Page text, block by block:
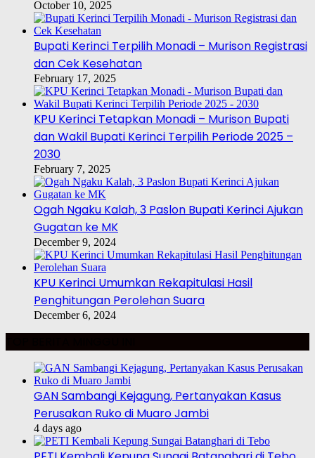
October 10, 2025
Bupati Kerinci Terpilih Monadi – Murison Registrasi
dan Cek Kesehatan
February 17, 2025
KPU Kerinci Tetapkan Monadi – Murison Bupati
dan Wakil Bupati Kerinci Terpilih Periode 2025 –
2030
February 7, 2025
Ogah Ngaku Kalah, 3 Paslon Bupati Kerinci Ajukan
Gugatan ke MK
December 9, 2024
KPU Kerinci Umumkan Rekapitulasi Hasil
Penghitungan Perolehan Suara
December 6, 2024
GAN Sambangi Kejagung, Pertanyakan Kasus
Perusakan Ruko di Muaro Jambi
4 days ago